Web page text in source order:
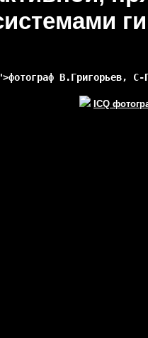
В.Григорьев, С-
ICQ